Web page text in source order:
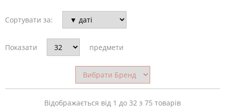
ПРИЗНАЧЕННЯ
ФРЕЗИ
БРЕНД
Сортувати за:
Показати предмети
Відображається від 1 до 32 з 75 товарів